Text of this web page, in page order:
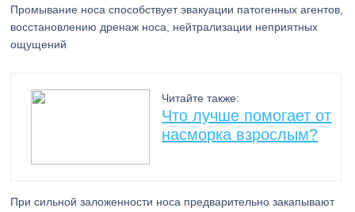
Промывание носа способствует эвакуации патогенных агентов,
восстановлению дренаж носа, нейтрализации неприятных
ощущений
Читайте также:
Что лучше помогает от
насморка взрослым?
При сильной заложенности носа предварительно закапывают